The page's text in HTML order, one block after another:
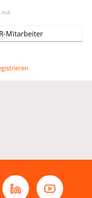
mit
Mitarbeiter